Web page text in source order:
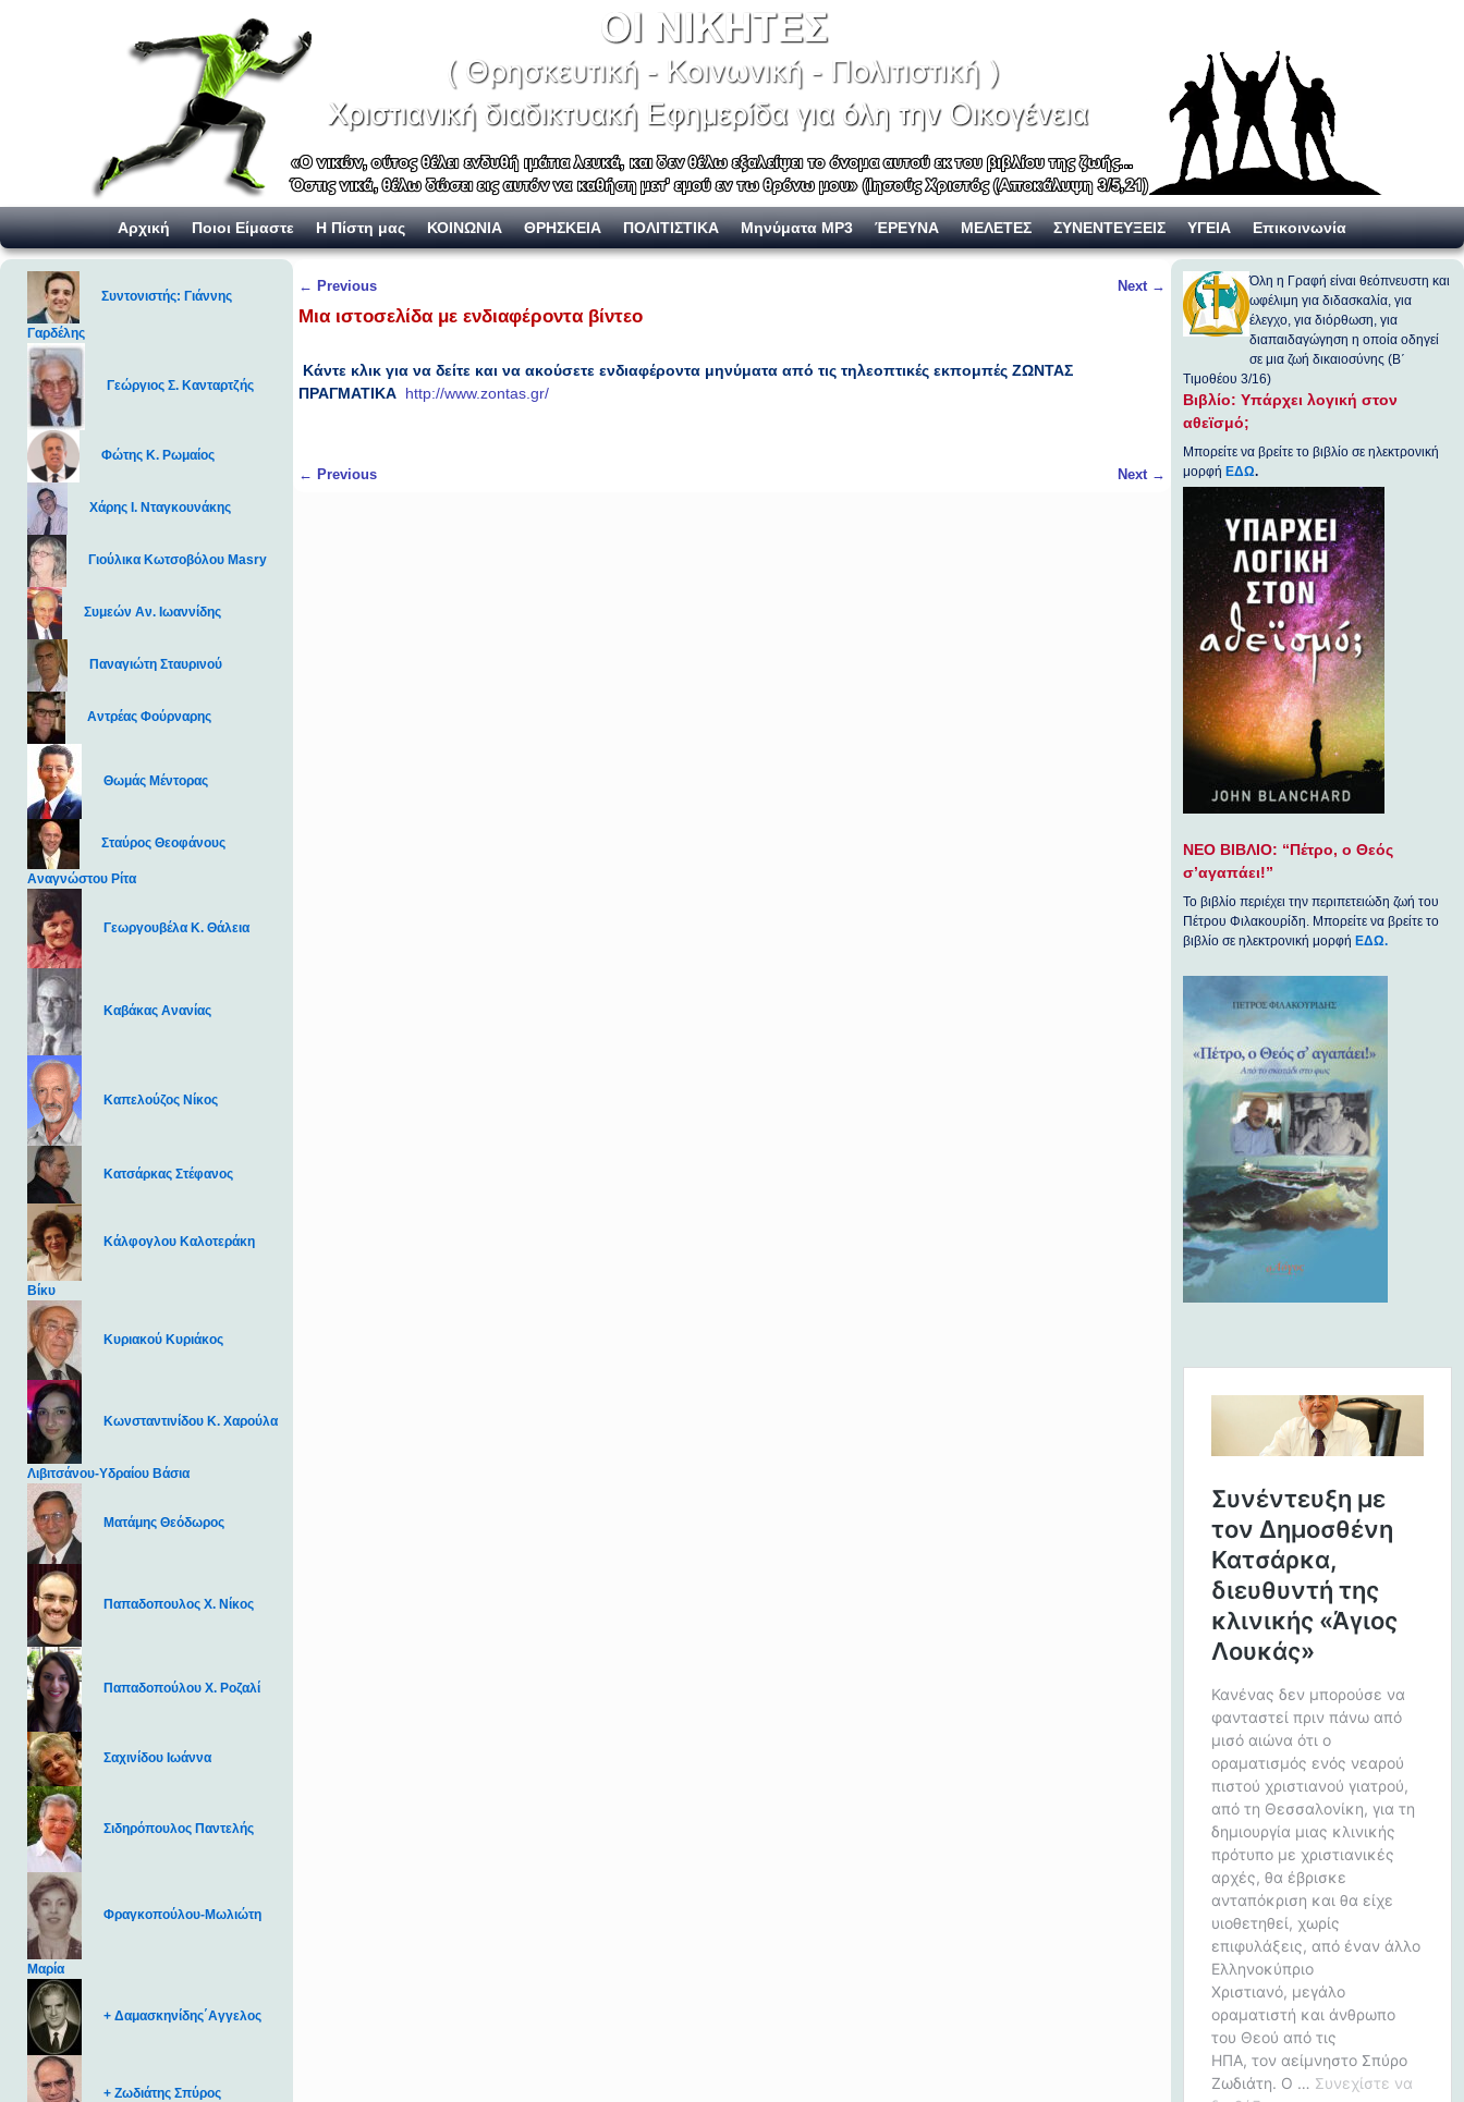
Skip to primary content
Skip to secondary content
Αρχική Ποιοι Είμαστε Η Πίστη μας ΚΟΙΝΩΝΙΑ ΘΡΗΣΚΕΙΑ ΠΟΛΙΤΙΣΤΙΚΑ Μηνύματα MP3 ΈΡΕΥΝΑ ΜΕΛΕΤΕΣ ΣΥΝΕΝΤΕΥΞΕΙΣ ΥΓΕΙΑ Επικοινωνία
Συντονιστής: Γιάννης
Γαρδέλης
Γεώργιος Σ. Κανταρτζής
Φώτης Κ. Ρωμαίος
Χάρης Ι. Νταγκουνάκης
Γιούλικα Κωτσοβόλου Masry
Συμεών Αν. Ιωαννίδης
Παναγιώτη Σταυρινού
Αντρέας Φούρναρης
Θωμάς Μέντορας
Σταύρος Θεοφάνους
Αναγνώστου Ρίτα
Γεωργουβέλα Κ. Θάλεια
Καβάκας Ανανίας
Καπελούζος Νίκος
Κατσάρκας Στέφανος
Κάλφογλου Καλοτεράκη
Βίκυ
Κυριακού Κυριάκος
Κωνσταντινίδου Κ. Χαρούλα
Λιβιτσάνου-Υδραίου Βάσια
Ματάμης Θεόδωρος
Παπαδοπουλος Χ. Νίκος
Παπαδοπούλου Χ. Ροζαλί
Σαχινίδου Ιωάννα
Σιδηρόπουλος Παντελής
Φραγκοπούλου-Μωλιώτη
Μαρία
+ Δαμασκηνίδης΄Αγγελος
+ Ζωδιάτης Σπύρος
Post navigation
← Previous Next →
Μια ιστοσελίδα με ενδιαφέροντα βίντεο
Κάντε κλικ για να δείτε και να ακούσετε ενδιαφέροντα μηνύματα από τις τηλεοπτικές εκπομπές ΖΩΝΤΑΣ
ΠΡΑΓΜΑΤΙΚΑ http://www.zontas.gr/
Post navigation
← Previous Next →
Όλη η Γραφή είναι θεόπνευστη και
ωφέλιμη για διδασκαλία, για
έλεγχο, για διόρθωση, για
διαπαιδαγώγηση η οποία οδηγεί
σε μια ζωή δικαιοσύνης (Β΄
Τιμοθέου 3/16)
Βιβλίο: Υπάρχει λογική στον
αθεϊσμό;
Μπορείτε να βρείτε το βιβλίο σε ηλεκτρονική
μορφή ΕΔΩ.
ΝΕΟ ΒΙΒΛΙΟ: “Πέτρο, ο Θεός
σ’αγαπάει!”
Το βιβλίο περιέχει την περιπετειώδη ζωή του
Πέτρου Φιλακουρίδη. Μπορείτε να βρείτε το
βιβλίο σε ηλεκτρονική μορφήΕΔΩ.